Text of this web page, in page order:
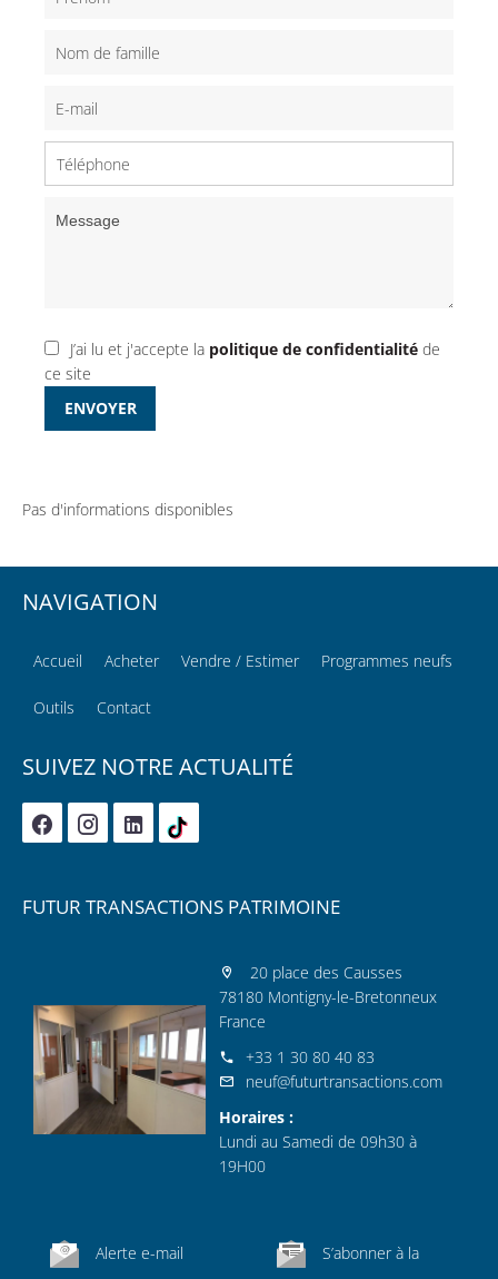
J’ai lu et j'accepte la politique de confidentialité de
ce site
ENVOYER
Pas d'informations disponibles
NAVIGATION
Accueil Acheter Vendre / Estimer Programmes neufs
Outils Contact
SUIVEZ NOTRE ACTUALITÉ
FUTUR TRANSACTIONS PATRIMOINE
20 place des Causses
78180 Montigny-le-Bretonneux
France
+33 1 30 80 40 83
neuf@futurtransactions.com
Horaires :
Lundi au Samedi de 09h30 à
19H00
Alerte e-mail
S’abonner à la